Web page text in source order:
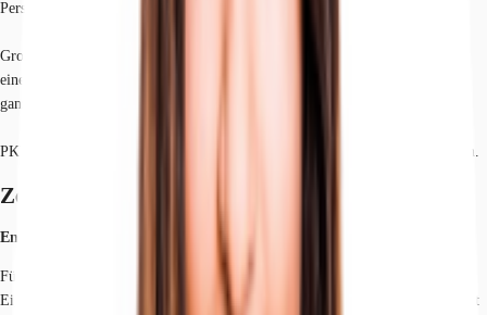
Personenaufzug zu seiner Fläche zu gelangen.
Große, helle Räume unterteilen die Bürofläche optimal. Historische Fliesen,
eine Deckenhöhe von 3,55 m und vertäfelte Wände geben dem Altbau einen
ganz besonderen Charme.
PKW-Stellplätze können in den umliegenden Parkhäusern angemietet werden.
Zertifizierungen
Energieausweis
Für diese Liegenschaft liegt ein Verbrauchsausweis vom 21.09.2020 vom
Eigentümer/Vermieter vor. Der wesentliche Energieträger der Liegenschaft ist